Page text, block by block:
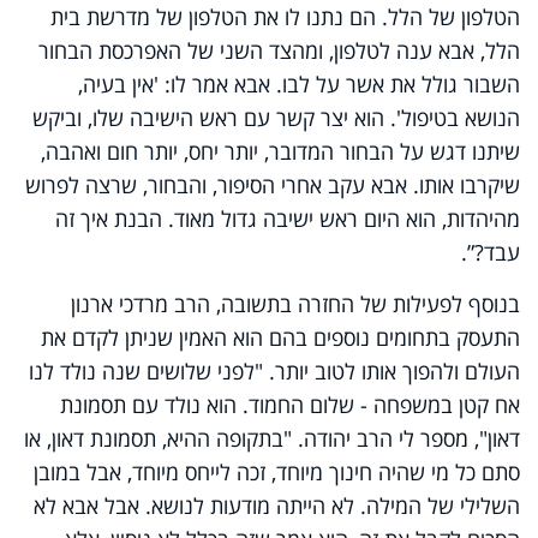
הטלפון של הלל. הם נתנו לו את הטלפון של מדרשת בית
הלל, אבא ענה לטלפון, ומהצד השני של האפרכסת הבחור
השבור גולל את אשר על לבו. אבא אמר לו: 'אין בעיה,
הנושא בטיפול'. הוא יצר קשר עם ראש הישיבה שלו, וביקש
שיתנו דגש על הבחור המדובר, יותר יחס, יותר חום ואהבה,
שיקרבו אותו. אבא עקב אחרי הסיפור, והבחור, שרצה לפרוש
מהיהדות, הוא היום ראש ישיבה גדול מאוד. הבנת איך זה
עבד?”.
בנוסף לפעילות של החזרה בתשובה, הרב מרדכי ארנון
התעסק בתחומים נוספים בהם הוא האמין שניתן לקדם את
העולם ולהפוך אותו לטוב יותר. "לפני שלושים שנה נולד לנו
אח קטן במשפחה - שלום החמוד. הוא נולד עם תסמונת
דאון", מספר לי הרב יהודה. "בתקופה ההיא, תסמונת דאון, או
סתם כל מי שהיה חינוך מיוחד, זכה לייחס מיוחד, אבל במובן
השלילי של המילה. לא הייתה מודעות לנושא. אבל אבא לא